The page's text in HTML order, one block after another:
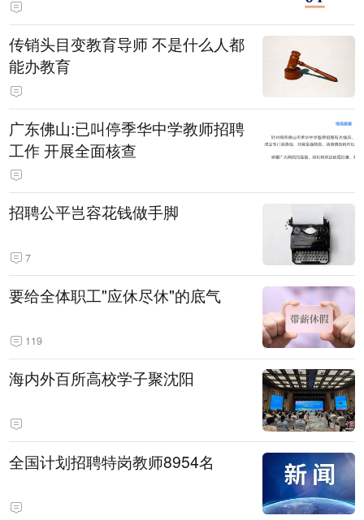
传销头目变教育导师 不是什么人都
能办教育
广东佛山:已叫停季华中学教师招聘
工作 开展全面核查
招聘公平岂容花钱做手脚
7
要给全体职工"应休尽休"的底气
119
海内外百所高校学子聚沈阳
全国计划招聘特岗教师8954名